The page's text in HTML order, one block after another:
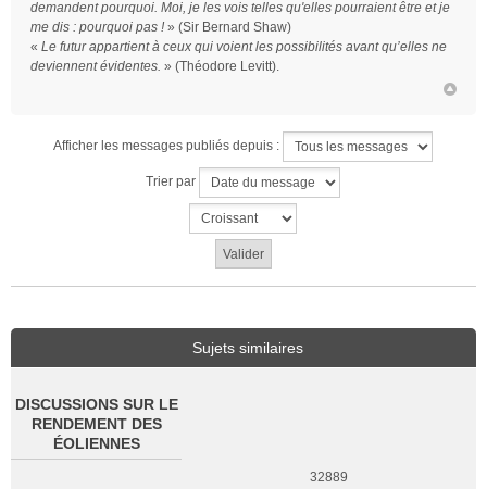
demandent pourquoi. Moi, je les vois telles qu'elles pourraient être et je
me dis : pourquoi pas ! » (Sir Bernard Shaw)
« Le futur appartient à ceux qui voient les possibilités avant qu’elles ne
deviennent évidentes. » (Théodore Levitt).
Afficher les messages publiés depuis :
Trier par
Sujets similaires
DISCUSSIONS SUR LE
RENDEMENT DES
ÉOLIENNES
32889